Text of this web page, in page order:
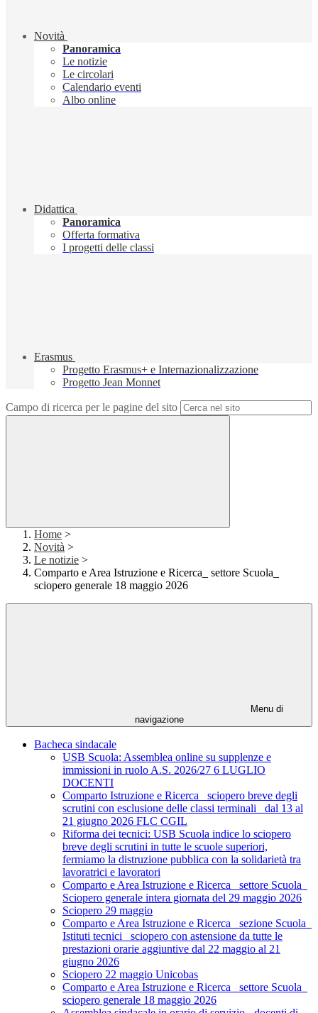
Novità
Panoramica
Le notizie
Le circolari
Calendario eventi
Albo online
Didattica
Panoramica
Offerta formativa
I progetti delle classi
Erasmus
Progetto Erasmus+ e Internazionalizzazione
Progetto Jean Monnet
Campo di ricerca per le pagine del sito
Home >
Novità >
Le notizie >
Comparto e Area Istruzione e Ricerca_ settore Scuola_
sciopero generale 18 maggio 2026
Menu di
navigazione
Bacheca sindacale
USB Scuola: Assemblea online su supplenze e
immissioni in ruolo A.S. 2026/27 6 LUGLIO
DOCENTI
Comparto Istruzione e Ricerca_ sciopero breve degli
scrutini con esclusione delle classi terminali_ dal 13 al
21 giugno 2026 FLC CGIL
Riforma dei tecnici: USB Scuola indice lo sciopero
breve degli scrutini in tutte le scuole superiori,
fermiamo la distruzione pubblica con la solidarietà tra
lavoratrici e lavoratori
Comparto e Area Istruzione e Ricerca_ settore Scuola_
Sciopero generale intera giornata del 29 maggio 2026
Sciopero 29 maggio
Comparto e Area Istruzione e Ricerca_ sezione Scuola_
Istituti tecnici_ sciopero con astensione da tutte le
prestazioni orarie aggiuntive dal 22 maggio al 21
giugno 2026
Sciopero 22 maggio Unicobas
Comparto e Area Istruzione e Ricerca_ settore Scuola_
sciopero generale 18 maggio 2026